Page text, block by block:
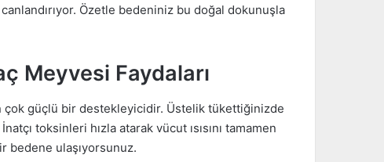
Özetle bedeniniz bu doğal dokunuşla
Meyvesi Faydaları
çok güçlü bir destekleyicidir. Üstelik tükettiğinizde
toksinleri hızla atarak vücut ısısını tamamen
bedene ulaşıyorsunuz.